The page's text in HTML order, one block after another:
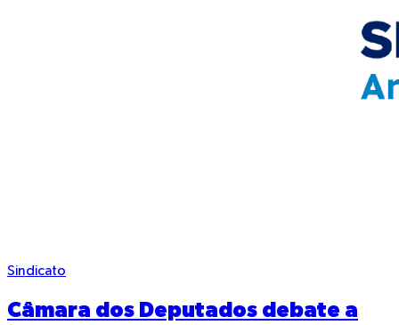
Sindicato
Câmara dos Deputados debate a